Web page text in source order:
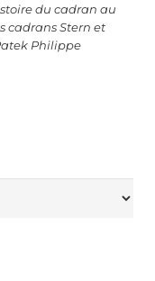
du cadran au
cadrans Stern et
Philippe